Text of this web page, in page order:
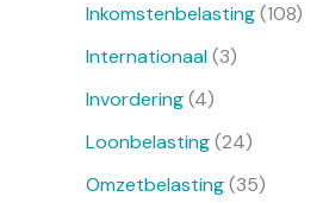
Inkomstenbelasting(108)
Internationaal(3)
Invordering(4)
Loonbelasting(24)
Omzetbelasting(35)